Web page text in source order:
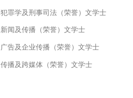
犯罪学及刑事司法（荣誉）文学士
新闻及传播（荣誉）文学士
广告及企业传播（荣誉）文学士
传播及跨媒体（荣誉）文学士